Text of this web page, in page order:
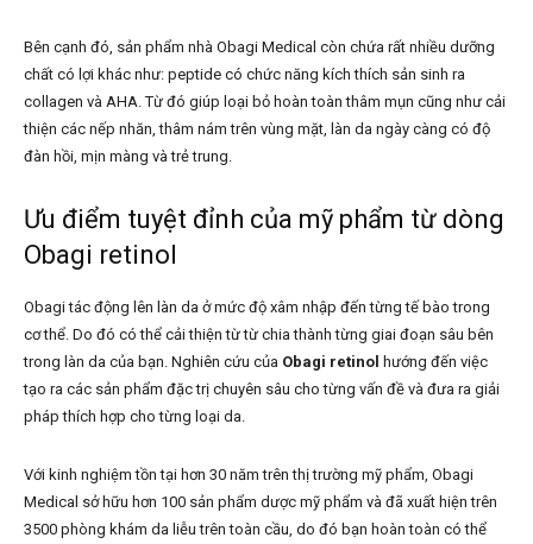
Bên cạnh đó, sản phẩm nhà Obagi Medical còn chứa rất nhiều dưỡng
chất có lợi khác như: peptide có chức năng kích thích sản sinh ra
collagen và AHA. Từ đó giúp loại bỏ hoàn toàn thâm mụn cũng như cải
thiện các nếp nhăn, thâm nám trên vùng mặt, làn da ngày càng có độ
đàn hồi, mịn màng và trẻ trung.
Ưu điểm tuyệt đỉnh của mỹ phẩm từ dòng
Obagi retinol
Obagi tác động lên làn da ở mức độ xâm nhập đến từng tế bào trong
cơ thể. Do đó có thể cải thiện từ từ chia thành từng giai đoạn sâu bên
trong làn da của bạn. Nghiên cứu của Obagi retinol hướng đến việc
tạo ra các sản phẩm đặc trị chuyên sâu cho từng vấn đề và đưa ra giải
pháp thích hợp cho từng loại da.
Với kinh nghiệm tồn tại hơn 30 năm trên thị trường mỹ phẩm, Obagi
Medical sở hữu hơn 100 sản phẩm dược mỹ phẩm và đã xuất hiện trên
3500 phòng khám da liễu trên toàn cầu, do đó bạn hoàn toàn có thể